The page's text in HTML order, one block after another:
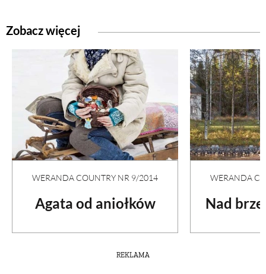
Zobacz więcej
WERANDA COUNTRY NR 9/2014
Agata od aniołków
WERANDA
Nad
REKLAMA